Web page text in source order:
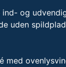
og
uden
med